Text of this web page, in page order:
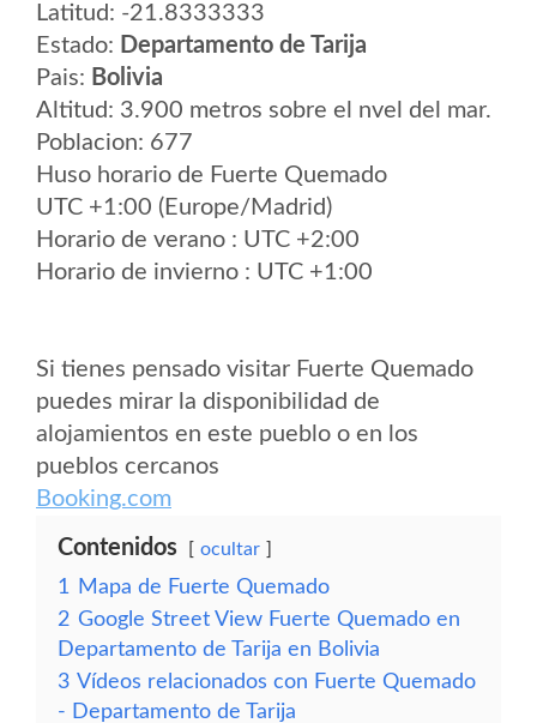
Latitud: -21.8333333
Estado: Departamento de Tarija
Pais: Bolivia
Altitud: 3.900 metros sobre el nvel del mar.
Poblacion: 677
Huso horario de Fuerte Quemado
UTC +1:00 (Europe/Madrid)
Horario de verano : UTC +2:00
Horario de invierno : UTC +1:00
Si tienes pensado visitar Fuerte Quemado
puedes mirar la disponibilidad de
alojamientos en este pueblo o en los
pueblos cercanos
Booking.com
Contenidos ocultar
1
Mapa de Fuerte Quemado
2 Google Street View Fuerte Quemado en
Departamento de Tarija en Bolivia
3 Vídeos relacionados con Fuerte Quemado
- Departamento de Tarija